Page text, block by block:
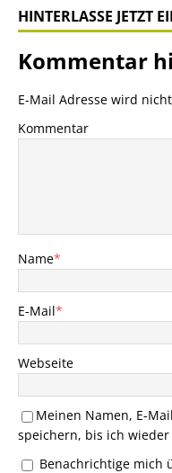
HINTERLASSE JETZT
Kommentar
E-Mail Adresse wird
Kommentar
Name*
E-Mail*
Webseite
Meinen Namen, E-
speichern, bis ich
Benachrichtige mich